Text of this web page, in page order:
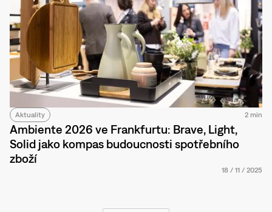
Aktuality 2 min
Ambiente 2026 ve Frankfurtu: Brave, Light,
Solid jako kompas budoucnosti spotřebního
zboží
18 / 11 / 2025